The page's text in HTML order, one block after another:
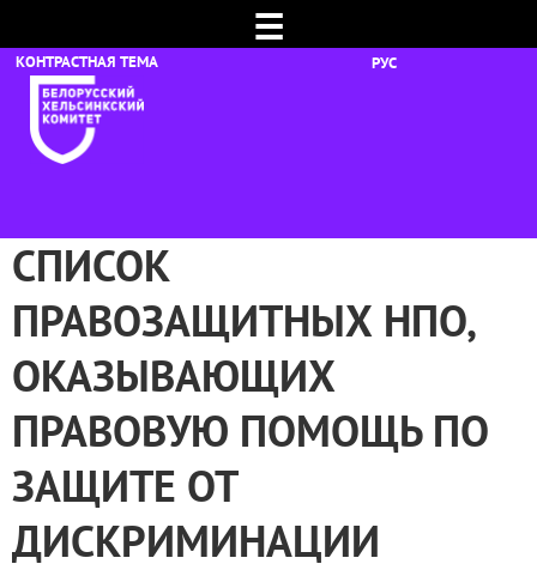
☰
РУС
СПИСОК
ПРАВОЗАЩИТНЫХ НПО,
ОКАЗЫВАЮЩИХ
ПРАВОВУЮ ПОМОЩЬ ПО
ЗАЩИТЕ ОТ
ДИСКРИМИНАЦИИ